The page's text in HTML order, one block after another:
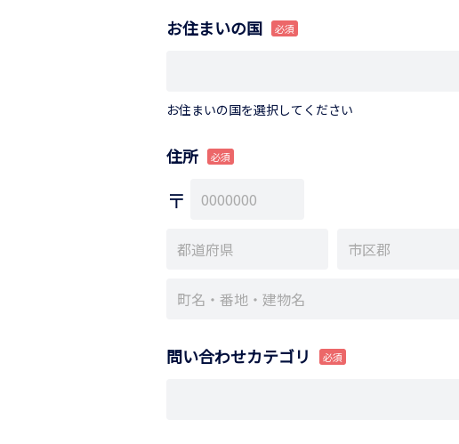
お住まいの国
お住まいの国を選択してください
住所
問い合わせカテゴリ